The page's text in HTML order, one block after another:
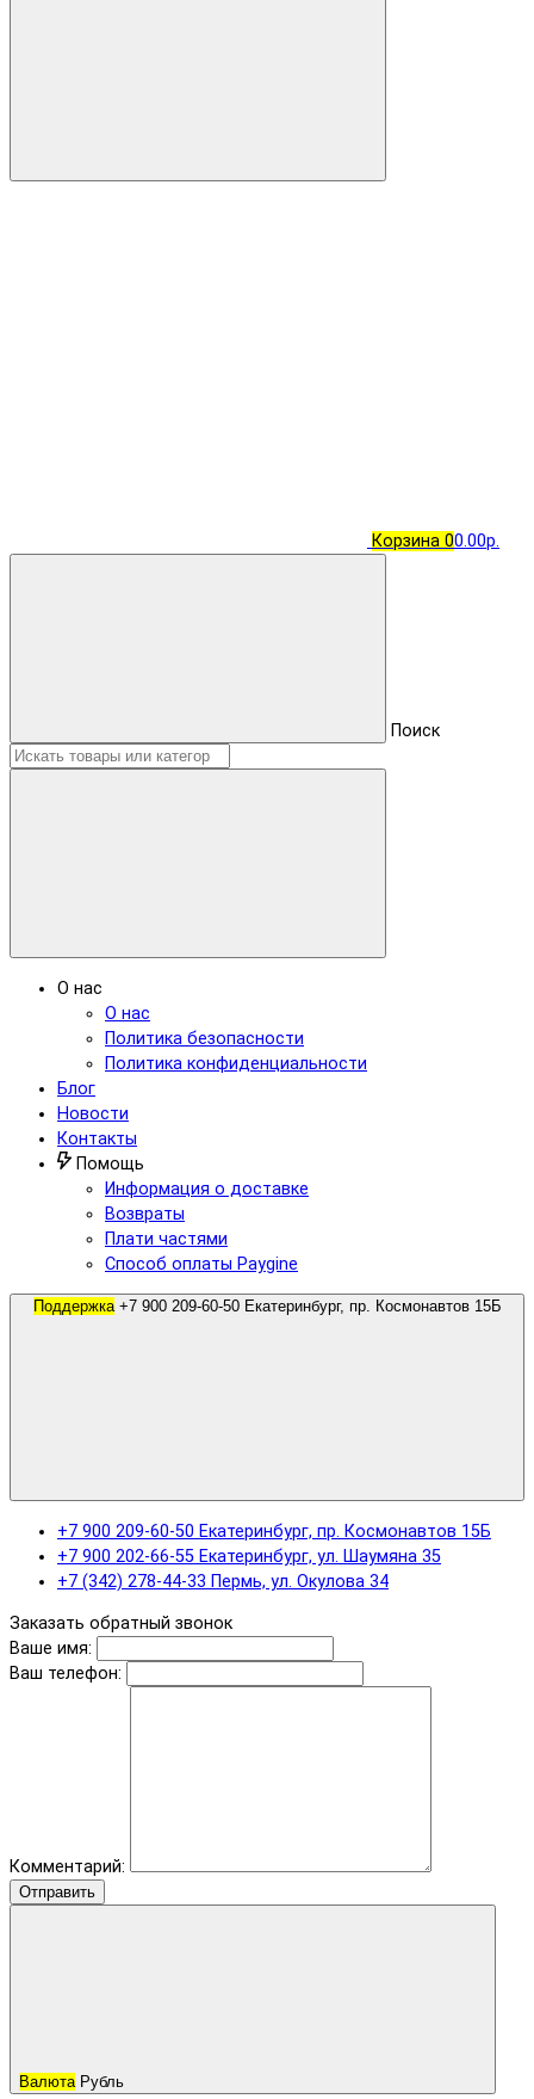
Корзина 00.00р.
Поиск
О нас
О нас
Политика безопасности
Политика конфиденциальности
Блог
Новости
Контакты
Помощь
Информация о доставке
Возвраты
Плати частями
Способ оплаты Paygine
Поддержка
+7 900 209-60-50 Екатеринбург, пр. Космонавтов 15Б
+7 900 202-66-55 Екатеринбург, ул. Шаумяна 35
+7 (342) 278-44-33 Пермь, ул. Окулова 34
Заказать обратный звонок
Ваше имя:
Ваш телефон:
Комментарий:
Отправить
Валюта Рубль